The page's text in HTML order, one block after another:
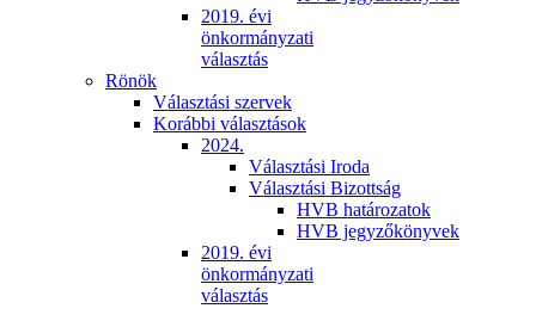
2019. évi
önkormányzati
választás
Rönök
Választási szervek
Korábbi választások
2024.
Választási Iroda
Választási Bizottság
HVB határozatok
HVB jegyzőkönyvek
2019. évi
önkormányzati
választás